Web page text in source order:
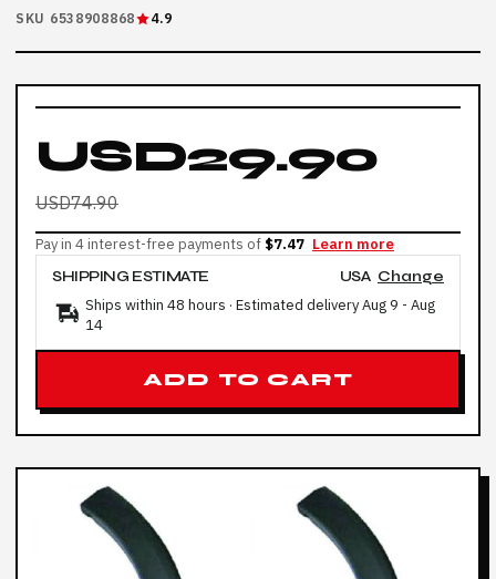
SKU 6538908868 4.9
USD29.90
USD74.90
Pay in 4 interest-free payments of $7.47 Learn more
SHIPPING ESTIMATE
USA Change
Ships within 48 hours · Estimated deliveryAug 9 - Aug
14
ADD TO CART